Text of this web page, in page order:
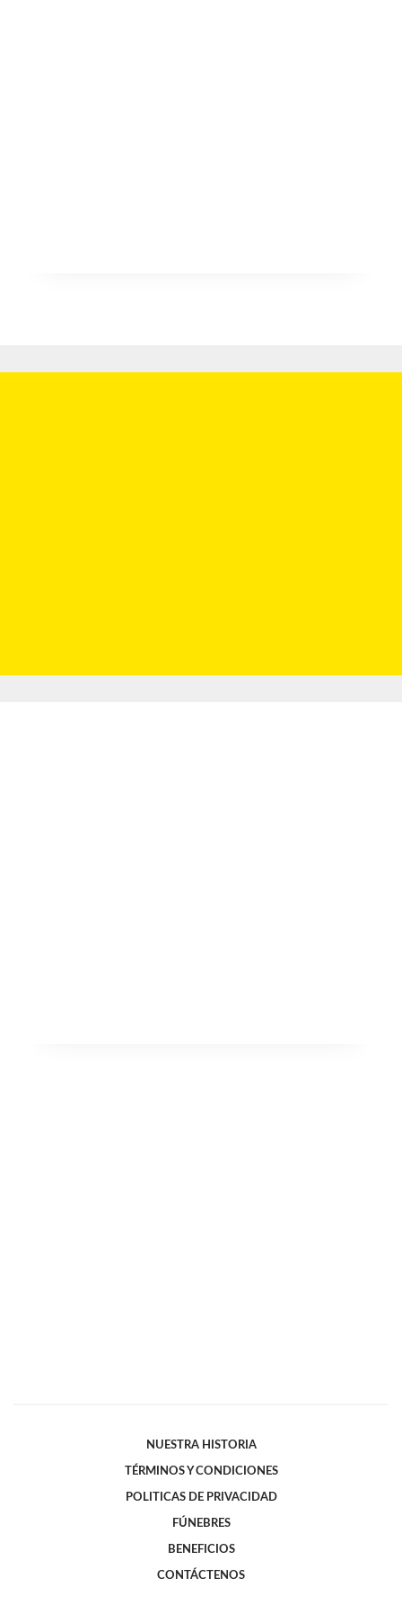
NUESTRA HISTORIA
TÉRMINOS Y CONDICIONES
POLITICAS DE PRIVACIDAD
FÚNEBRES
BENEFICIOS
CONTÁCTENOS